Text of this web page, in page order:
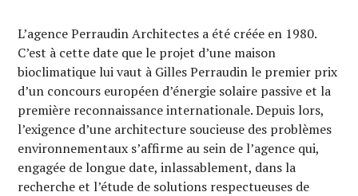
L’agence Perraudin Architectes a été créée en 1980.
C’est à cette date que le projet d’une maison
bioclimatique lui vaut à Gilles Perraudin le premier prix
d’un concours européen d’énergie solaire passive et la
première reconnaissance internationale. Depuis lors,
l’exigence d’une architecture soucieuse des problèmes
environnementaux s’affirme au sein de l’agence qui,
engagée de longue date, inlassablement, dans la
recherche et l’étude de solutions respectueuses de